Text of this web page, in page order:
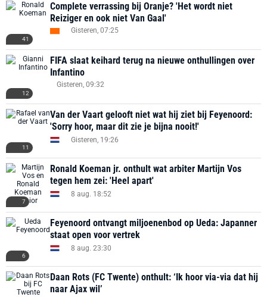
41
Complete verrassing bij Oranje? 'Het wordt niet
Reiziger en ook niet Van Gaal'
Gisteren, 07:25
12
FIFA slaat keihard terug na nieuwe onthullingen over
Infantino
Gisteren, 09:32
11
Van der Vaart gelooft niet wat hij ziet bij Feyenoord:
'Sorry hoor, maar dit zie je bijna nooit!'
Gisteren, 19:26
7
Ronald Koeman jr. onthult wat arbiter Martijn Vos
tegen hem zei: 'Heel apart'
8 aug. 18:52
6
Feyenoord ontvangt miljoenenbod op Ueda: Japanner
staat open voor vertrek
8 aug. 23:30
Daan Rots (FC Twente) onthult: ‘Ik hoor via-via dat hij
naar Ajax wil’